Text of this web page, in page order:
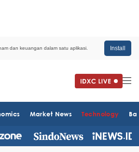
dan keuangan dalam satu aplikasi. Install
Market News Technology